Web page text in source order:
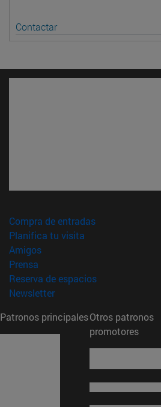
Contactar
Compra de entradas(abre en nueva
Planifica tu visita
Amigos(abre en nueva ventana)
Prensa
Reserva de espacios(abre en nueva
Newsletter(abre en nueva ventana)
Patronos principalesOtros patronos
promotores